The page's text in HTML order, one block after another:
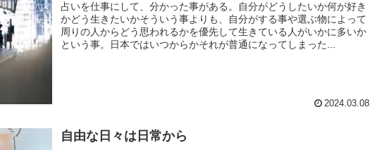
占いを仕事にして、分かった事がある。自分がどうしたいか何が好き
かどう生きたいかそういう事よりも、自分がする事や選ぶ物によって
周りの人からどう思われるかを優先して生きている人がいかに多いか
という事。日本ではいつからかそれが普通になってしまった...
2024.03.08
自由な日々は日常から